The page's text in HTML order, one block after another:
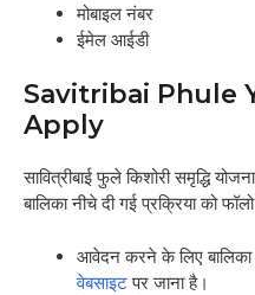
मोबाइल नंबर
ईमेल आईडी
Savitribai Phule
Apply
सावित्रीबाई फुले किशोरी समृद्धि
बालिका नीचे दी गई प्रक्रिया को
आवेदन करने के लिए बालिका
वेबसाइटपर जाना है।